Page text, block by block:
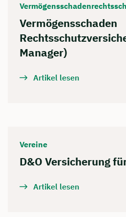
Vermögensschaden
Manager)
Artikel lesen
Vereine
D&O Versicherung
Artikel lesen